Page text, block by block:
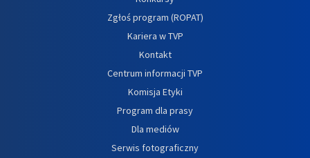
Zgłoś program (ROPAT)
Kariera w TVP
Kontakt
Centrum informacji TVP
Komisja Etyki
Program dla prasy
Dla mediów
Serwis fotograficzny